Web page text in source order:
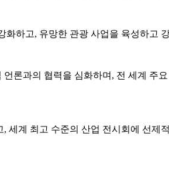
하고, 유망한 관광 사업을 육성하고
론과의 협력을 심화하며, 전 세계
세계 최고 수준의 산업 전시회에 선